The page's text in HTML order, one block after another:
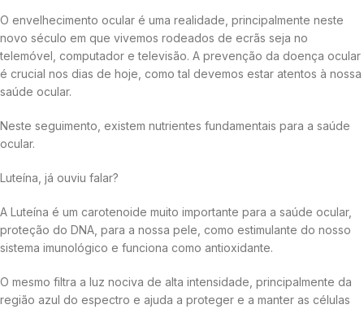
O envelhecimento ocular é uma realidade, principalmente neste
novo século em que vivemos rodeados de ecrãs seja no
telemóvel, computador e televisão. A prevenção da doença ocular
é crucial nos dias de hoje, como tal devemos estar atentos à nossa
saúde ocular.
Neste seguimento, existem nutrientes fundamentais para a saúde
ocular.
Luteína, já ouviu falar?
A Luteína é um carotenoide muito importante para a saúde ocular,
proteção do DNA, para a nossa pele, como estimulante do nosso
sistema imunológico e funciona como antioxidante.
O mesmo filtra a luz nociva de alta intensidade, principalmente da
região azul do espectro e ajuda a proteger e a manter as células